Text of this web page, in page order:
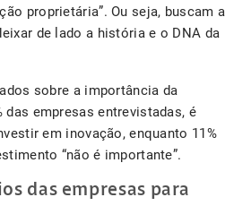
proprietária”. Ou seja, buscam a
de lado a história e o DNA da
sobre a importância da
das empresas entrevistadas, é
em inovação, enquanto 11%
“não é importante”.
das empresas para